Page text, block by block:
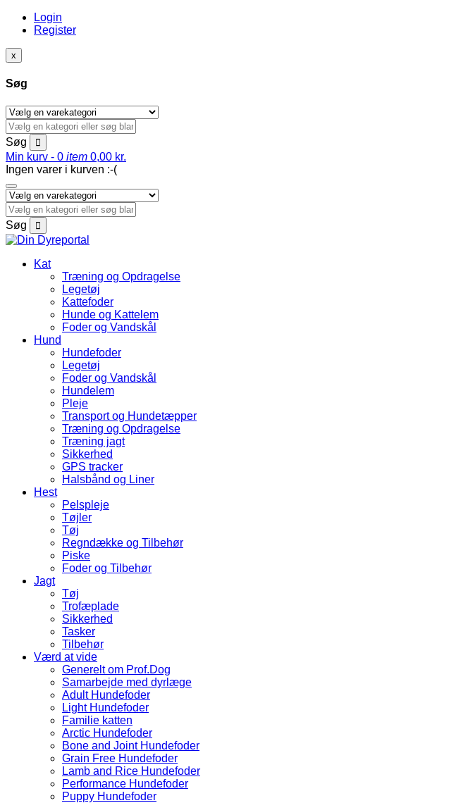
Login
Register
x
Søg
Søg
Min kurv - 0 item 0,00 kr.
Ingen varer i kurven :-(
Søg
Kat
Træning og Opdragelse
Legetøj
Kattefoder
Hunde og Kattelem
Foder og Vandskål
Hund
Hundefoder
Legetøj
Foder og Vandskål
Hundelem
Pleje
Transport og Hundetæpper
Træning og Opdragelse
Træning jagt
Sikkerhed
GPS tracker
Halsbånd og Liner
Hest
Pelspleje
Tøjler
Tøj
Regndække og Tilbehør
Piske
Foder og Tilbehør
Jagt
Tøj
Trofæplade
Sikkerhed
Tasker
Tilbehør
Værd at vide
Generelt om Prof.Dog
Samarbejde med dyrlæge
Adult Hundefoder
Light Hundefoder
Familie katten
Arctic Hundefoder
Bone and Joint Hundefoder
Grain Free Hundefoder
Lamb and Rice Hundefoder
Performance Hundefoder
Puppy Hundefoder